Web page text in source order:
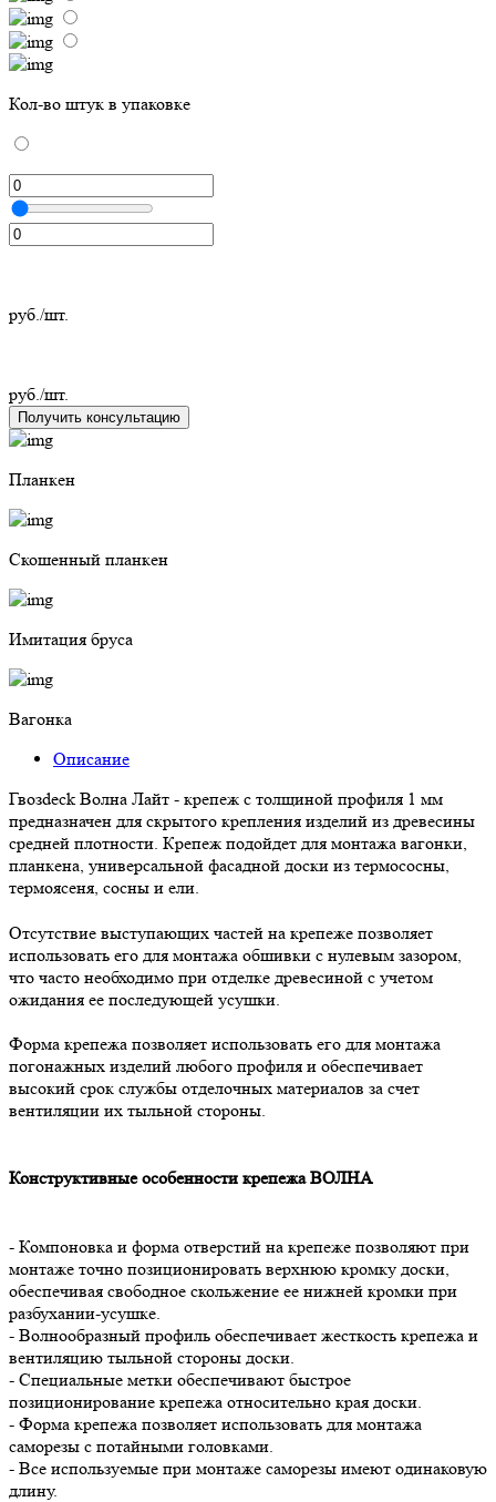
Кол-во штук в упаковке
руб./шт.
руб./шт.
Получить консультацию
Планкен
Скошенный планкен
Имитация бруса
Вагонка
Описание
Гвозdeck Волна Лайт - крепеж с толщиной профиля 1 мм
предназначен для скрытого крепления изделий из древесины
средней плотности. Крепеж подойдет для монтажа вагонки,
планкена, универсальной фасадной доски из термососны,
термоясеня, сосны и ели.
Отсутствие выступающих частей на крепеже позволяет
использовать его для монтажа обшивки с нулевым зазором,
что часто необходимо при отделке древесиной с учетом
ожидания ее последующей усушки.
Форма крепежа позволяет использовать его для монтажа
погонажных изделий любого профиля и обеспечивает
высокий срок службы отделочных материалов за счет
вентиляции их тыльной стороны.
Конструктивные особенности крепежа ВОЛНА
- Компоновка и форма отверстий на крепеже позволяют при
монтаже точно позиционировать верхнюю кромку доски,
обеспечивая свободное скольжение ее нижней кромки при
разбухании-усушке.
- Волнообразный профиль обеспечивает жесткость крепежа и
вентиляцию тыльной стороны доски.
- Специальные метки обеспечивают быстрое
позиционирование крепежа относительно края доски.
- Форма крепежа позволяет использовать для монтажа
саморезы с потайными головками.
- Все используемые при монтаже саморезы имеют одинаковую
длину.